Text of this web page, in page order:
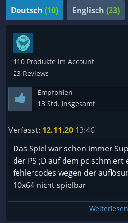
Deutsch (10) Englisch (33)
110 Produkte im Account
23 Reviews
Empfohlen
13 Std. insgesamt
Verfasst: 12.11.20 13:46
Das Spiel war schon immer
der PS ;D auf dem pc schmiert
fehlercodes wegen der
10x64 nicht spielbar
Weiterlesen